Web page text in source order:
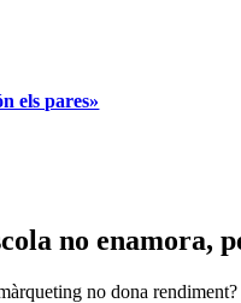
els pares»
no enamora,
no dona